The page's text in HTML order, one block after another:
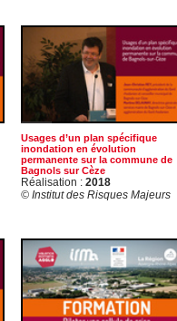
Usages d’un plan spécifique
inondation en évolution
permanente sur la commune de
Bagnols sur Cèze
Réalisation : 2018
© Institut des Risques Majeurs